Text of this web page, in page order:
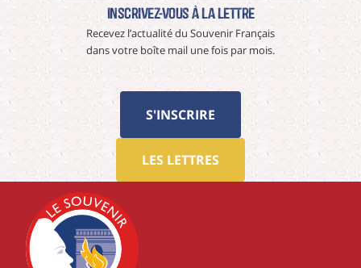
Inscrivez-vous à La Lettre
Recevez l’actualité du Souvenir Français
dans votre boîte mail une fois par mois.
S'INSCRIRE
LES LETTRES